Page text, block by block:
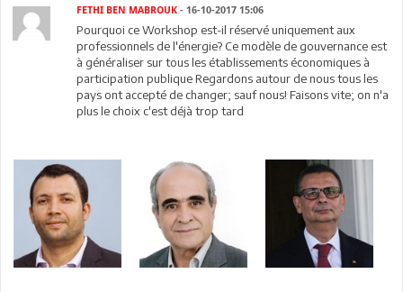
FETHI BEN MABROUK - 16-10-2017 15:06
Pourquoi ce Workshop est-il réservé uniquement aux
professionnels de l'énergie? Ce modèle de gouvernance est
à généraliser sur tous les établissements économiques à
participation publique Regardons autour de nous tous les
pays ont accepté de changer; sauf nous! Faisons vite; on n'a
plus le choix c'est déjà trop tard